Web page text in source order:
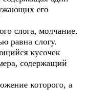
его
слога, молчание.
равна слогу.
кусочек
содержащий
которого, а